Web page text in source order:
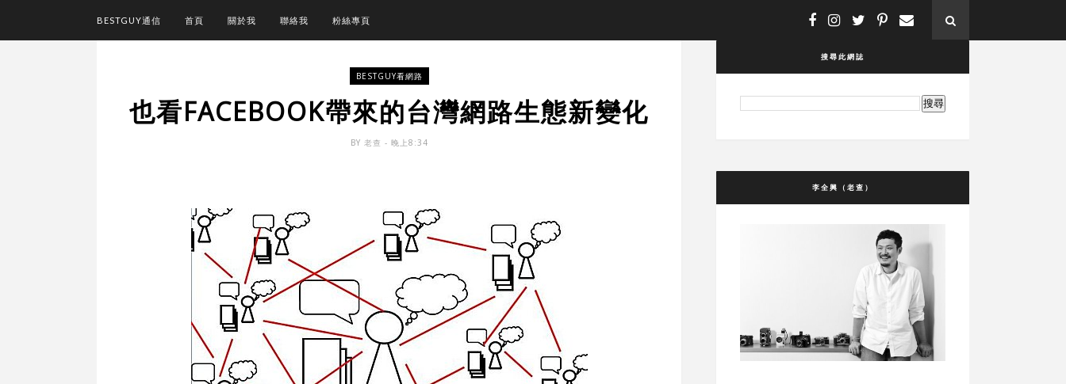
BESTGUY通信 首頁 關於我 聯絡我 粉絲專頁
BESTGUY看網路
也看FACEBOOK帶來的台灣網路生態新變化
BY 老查 - 晚上8:34
搜尋此網誌
李全興（老查）